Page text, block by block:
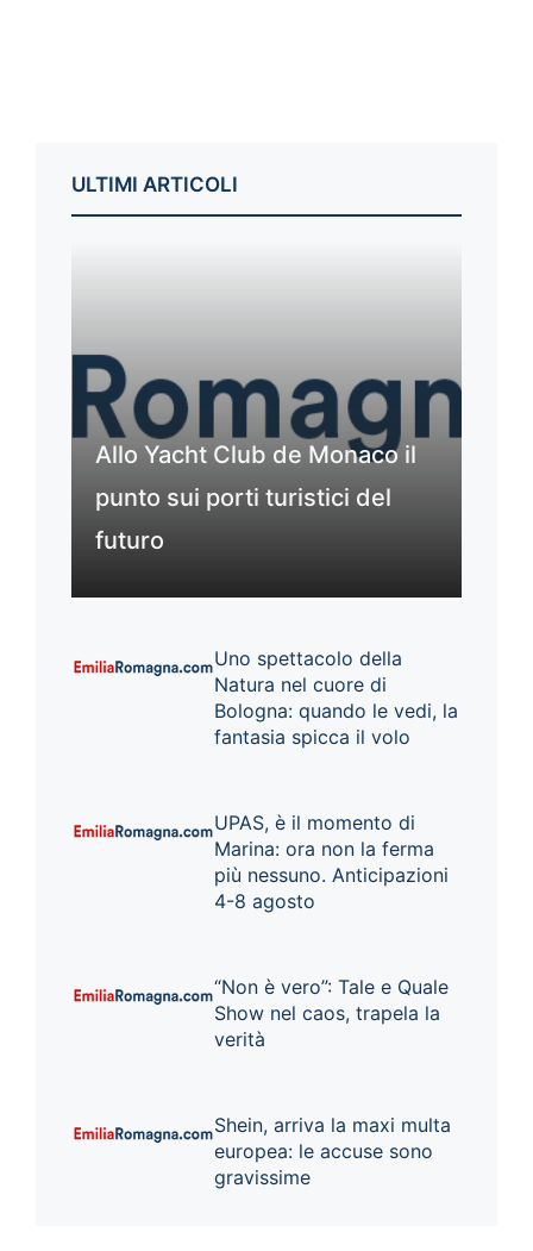
ULTIMI ARTICOLI
Allo Yacht Club de Monaco il
punto sui porti turistici del
futuro
Uno spettacolo della
Natura nel cuore di
Bologna: quando le vedi, la
fantasia spicca il volo
UPAS, è il momento di
Marina: ora non la ferma
più nessuno. Anticipazioni
4-8 agosto
“Non è vero”: Tale e Quale
Show nel caos, trapela la
verità
Shein, arriva la maxi multa
europea: le accuse sono
gravissime